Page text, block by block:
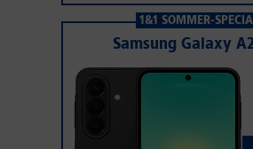
1&1 SOMMER-
Samsung Galaxy